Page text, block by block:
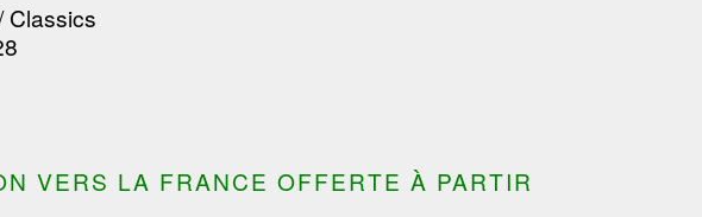
Classics
VERS LA FRANCE OFFERTE À PARTIR